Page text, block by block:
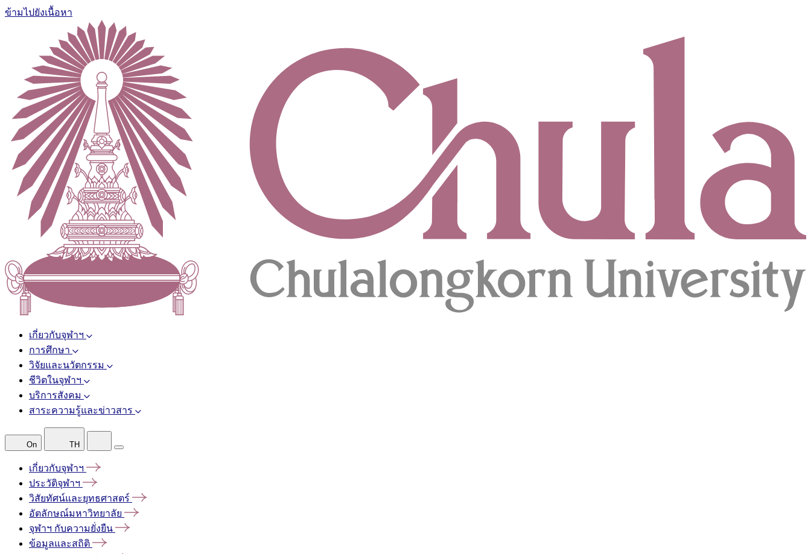
ข้ามไปยังเนื้อหา
เกี่ยวกับจุฬาฯ
การศึกษา
วิจัยและนวัตกรรม
ชีวิตในจุฬาฯ
บริการสังคม
สาระความรู้และข่าวสาร
On TH
เกี่ยวกับจุฬาฯ
ประวัติจุฬาฯ
วิสัยทัศน์และยุทธศาสตร์
อัตลักษณ์มหาวิทยาลัย
จุฬาฯ กับความยั่งยืน
ข้อมูลและสถิติ